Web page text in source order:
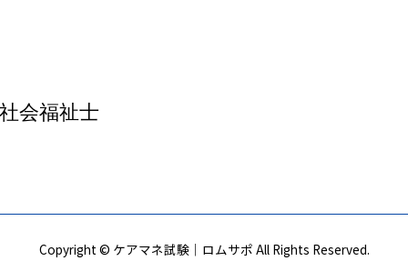
会福祉士
Copyright © ケアマネ試験｜ロムサポ All Rights Reserved.